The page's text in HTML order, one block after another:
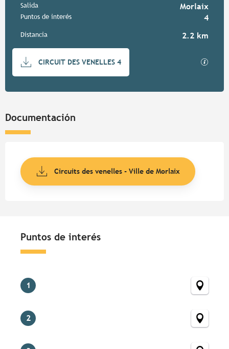
Información práctica
Salida Morlaix
Puntos de interés 4
Distancia 2.2 km
Documentación
CIRCUIT DES VENELLES 4 Los
Documentación
Circuits des venelles - Ville de Morlaix
Puntos de interés
1
2